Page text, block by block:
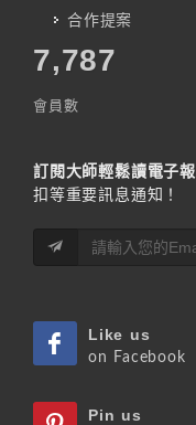
合作提案
7,787
會員數
訂閱大師輕鬆讀電子報
扣等重要訊息通知！
Like us
on Facebook
Pin us